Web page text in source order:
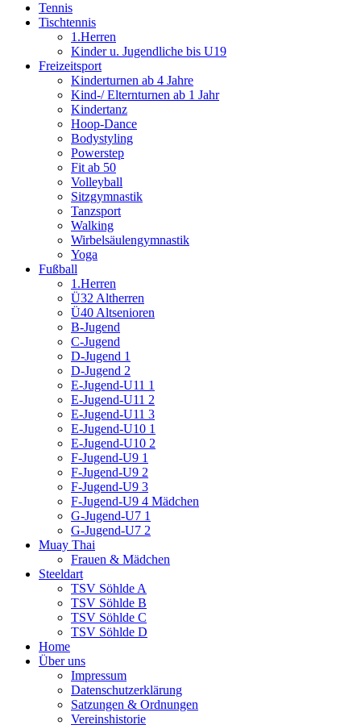
Tennis
Tischtennis
1.Herren
Kinder u. Jugendliche bis U19
Freizeitsport
Kinderturnen ab 4 Jahre
Kind-/ Elternturnen ab 1 Jahr
Kindertanz
Hoop-Dance
Bodystyling
Powerstep
Fit ab 50
Volleyball
Sitzgymnastik
Tanzsport
Walking
Wirbelsäulengymnastik
Yoga
Fußball
1.Herren
Ü32 Altherren
Ü40 Altsenioren
B-Jugend
C-Jugend
D-Jugend 1
D-Jugend 2
E-Jugend-U11 1
E-Jugend-U11 2
E-Jugend-U11 3
E-Jugend-U10 1
E-Jugend-U10 2
F-Jugend-U9 1
F-Jugend-U9 2
F-Jugend-U9 3
F-Jugend-U9 4 Mädchen
G-Jugend-U7 1
G-Jugend-U7 2
Muay Thai
Frauen & Mädchen
Steeldart
TSV Söhlde A
TSV Söhlde B
TSV Söhlde C
TSV Söhlde D
Home
Über uns
Impressum
Datenschutzerklärung
Satzungen & Ordnungen
Vereinshistorie